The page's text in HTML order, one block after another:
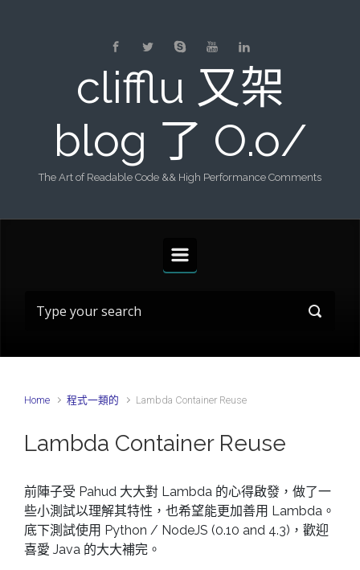
clifflu 又架
blog 了 O.o/
The Art of Readable Code && High Performance Comments
Home 程式一類的 Lambda Container Reuse
Lambda Container Reuse
前陣子受 Pahud 大大對 Lambda 的心得啟發，做了一
些小測試以理解其特性，也希望能更加善用 Lambda。
底下測試使用 Python / NodeJS (0.10 and 4.3)，歡迎
喜愛 Java 的大大補完。